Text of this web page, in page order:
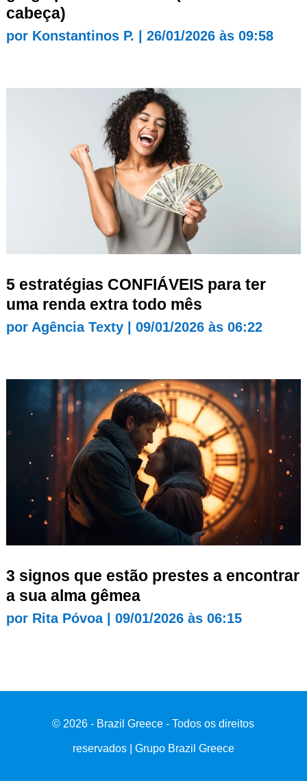
cabeça)
por Konstantinos P. 26/01/2026 às 09:58
5 estratégias CONFIÁVEIS para ter
uma renda extra todo mês
por Agência Texty| 09/01/2026 às 06:22
3 signos que estão prestes a encontrar
a sua alma gêmea
por Rita Póvoa| 09/01/2026 às 06:15
© 2026 - Brazil Greece - Todos os direitos
reservados | Grupo Brazil Greece